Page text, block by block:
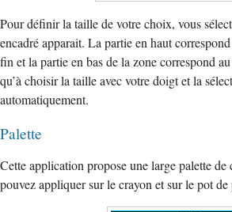
Pour définir la taille de votre choix, vous
encadré apparait. La partie en haut
fin et la partie en bas de la zone correspond
qu’à choisir la taille avec votre doigt et la
automatiquement.
Palette
Cette application propose une large palette de
pouvez appliquer sur le crayon et sur le pot de